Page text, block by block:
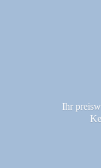
Ihr